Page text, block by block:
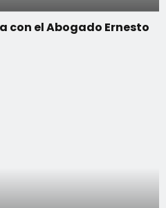
el Abogado Ernesto